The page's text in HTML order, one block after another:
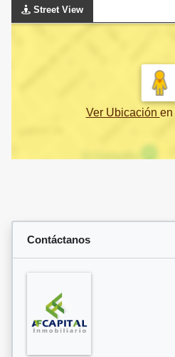
Street View
Ver Ubicación en
Contáctanos